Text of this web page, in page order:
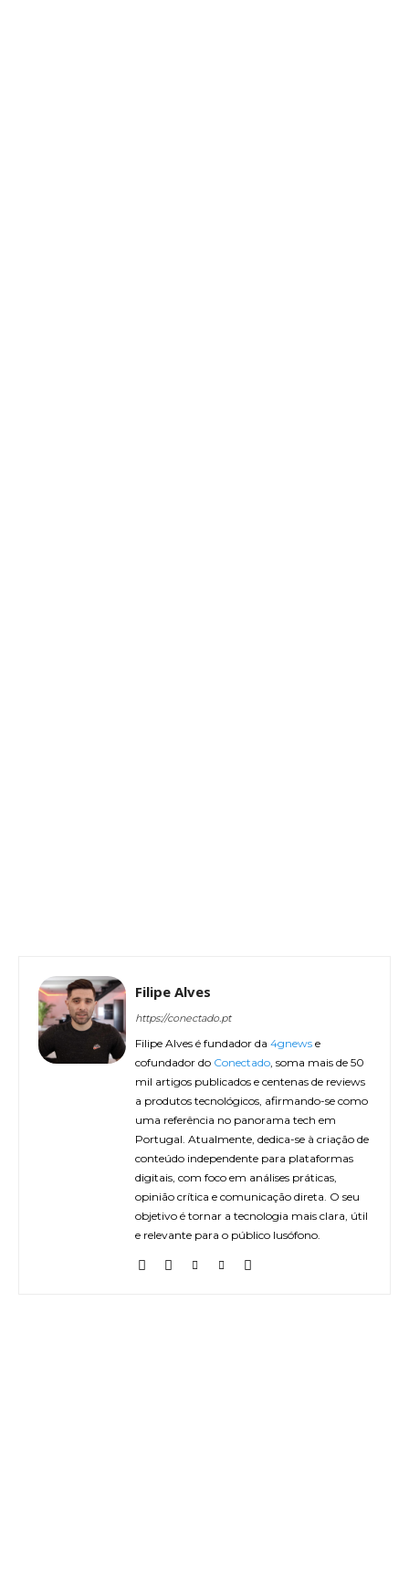
Filipe Alves
https://conectado.pt
Filipe Alves é fundador da 4gnews e
cofundador do Conectado, soma mais de 50
mil artigos publicados e centenas de reviews
a produtos tecnológicos, afirmando-se como
uma referência no panorama tech em
Portugal. Atualmente, dedica-se à criação de
conteúdo independente para plataformas
digitais, com foco em análises práticas,
opinião crítica e comunicação direta. O seu
objetivo é tornar a tecnologia mais clara, útil
e relevante para o público lusófono.